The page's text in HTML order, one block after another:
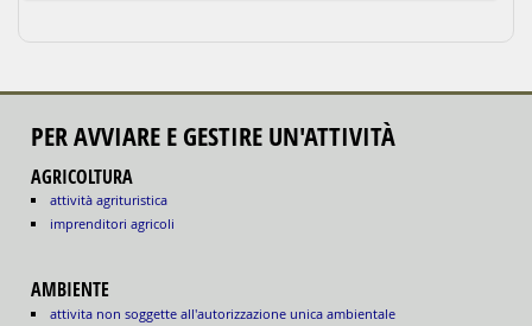
PER AVVIARE E GESTIRE UN'ATTIVITÀ
AGRICOLTURA
attività agrituristica
imprenditori agricoli
AMBIENTE
attivita non soggette all'autorizzazione unica ambientale